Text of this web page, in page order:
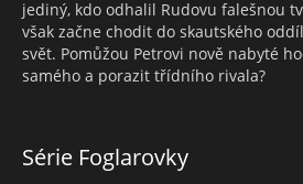
jediný, kdo odhalil Rudovu falešnou
však začne chodit do skautského
svět. Pomůžou Petrovi nově nabyté
samého a porazit třídního rivala?
Série Foglarovky